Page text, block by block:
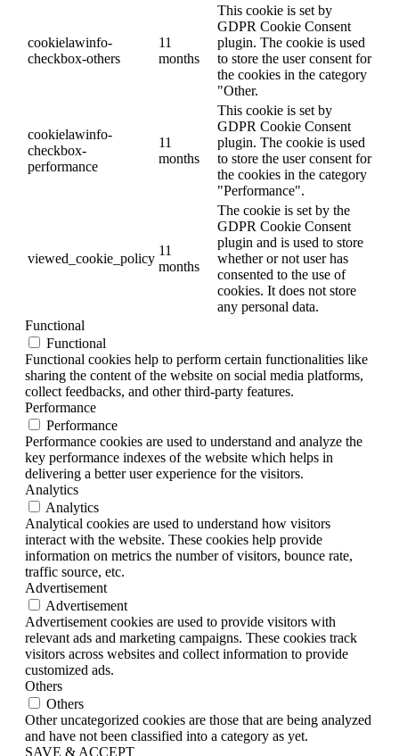
cookielawinfo-
checkbox-others
11
months
This cookie is set by
GDPR Cookie Consent
plugin. The cookie is used
to store the user consent for
the cookies in the category
"Other.
cookielawinfo-
checkbox-
performance
11
months
This cookie is set by
GDPR Cookie Consent
plugin. The cookie is used
to store the user consent for
the cookies in the category
"Performance".
viewed_cookie_policy
11
months
The cookie is set by the
GDPR Cookie Consent
plugin and is used to store
whether or not user has
consented to the use of
cookies. It does not store
any personal data.
Functional
Functional
Functional cookies help to perform certain functionalities like
sharing the content of the website on social media platforms,
collect feedbacks, and other third-party features.
Performance
Performance
Performance cookies are used to understand and analyze the
key performance indexes of the website which helps in
delivering a better user experience for the visitors.
Analytics
Analytics
Analytical cookies are used to understand how visitors
interact with the website. These cookies help provide
information on metrics the number of visitors, bounce rate,
traffic source, etc.
Advertisement
Advertisement
Advertisement cookies are used to provide visitors with
relevant ads and marketing campaigns. These cookies track
visitors across websites and collect information to provide
customized ads.
Others
Others
Other uncategorized cookies are those that are being analyzed
and have not been classified into a category as yet.
SAVE & ACCEPT